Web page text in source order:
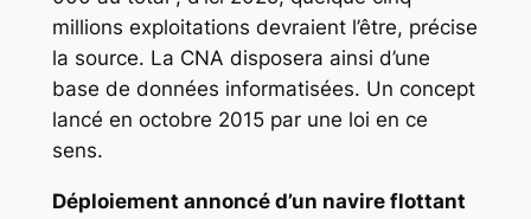
millions exploitations devraient l’être, précise
la source. La CNA disposera ainsi d’une
base de données informatisées. Un concept
lancé en octobre 2015 par une loi en ce
sens.
Déploiement annoncé d’un navire flottant